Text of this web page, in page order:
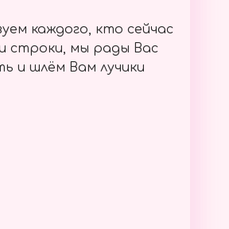
каждого, кто сейчас
строки, мы рады Вас
и шлём Вам лучики